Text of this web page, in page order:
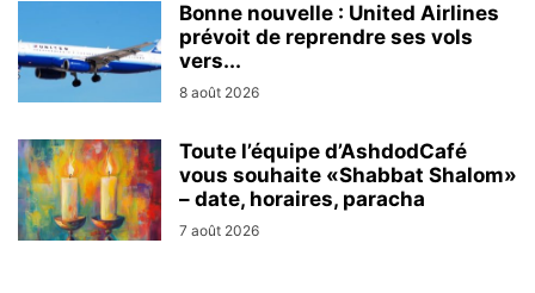
Bonne nouvelle : United Airlines
prévoit de reprendre ses vols
vers...
8 août 2026
Toute l’équipe d’AshdodCafé
vous souhaite «Shabbat Shalom»
– date, horaires, paracha
7 août 2026